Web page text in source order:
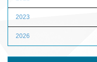
2023
2026